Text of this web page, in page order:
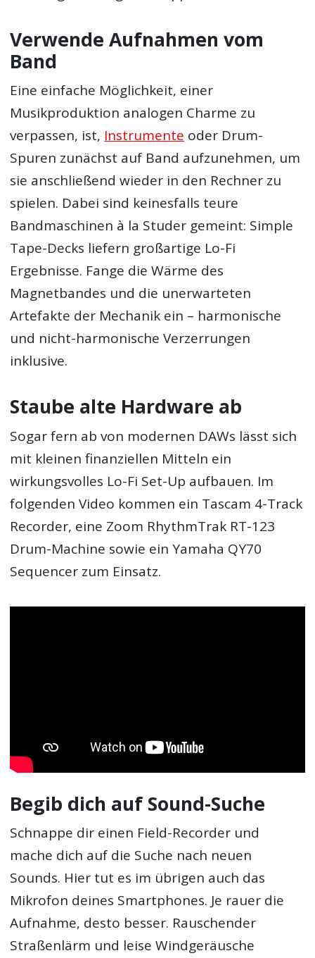
Verwende Aufnahmen vom
Band
Eine einfache Möglichkeit, einer
Musikproduktion analogen Charme zu
verpassen, ist, Instrumente oder Drum-
Spuren zunächst auf Band aufzunehmen, um
sie anschließend wieder in den Rechner zu
spielen. Dabei sind keinesfalls teure
Bandmaschinen à la Studer gemeint: Simple
Tape-Decks liefern großartige Lo-Fi
Ergebnisse. Fange die Wärme des
Magnetbandes und die unerwarteten
Artefakte der Mechanik ein – harmonische
und nicht-harmonische Verzerrungen
inklusive.
Staube alte Hardware ab
Sogar fern ab von modernen DAWs lässt sich
mit kleinen finanziellen Mitteln ein
wirkungsvolles Lo-Fi Set-Up aufbauen. Im
folgenden Video kommen ein Tascam 4-Track
Recorder, eine Zoom RhythmTrak RT-123
Drum-Machine sowie ein Yamaha QY70
Sequencer zum Einsatz.
Begib dich auf Sound-Suche
Schnappe dir einen Field-Recorder und
mache dich auf die Suche nach neuen
Sounds. Hier tut es im übrigen auch das
Mikrofon deines Smartphones. Je rauer die
Aufnahme, desto besser. Rauschender
Straßenlärm und leise Windgeräusche